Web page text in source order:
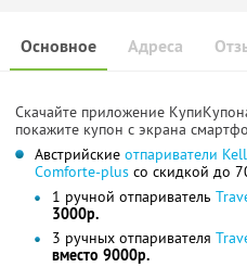
Основное Адреса
Скачайте приложение
покажите купон с экрана
Австрийские отпариватели
Comforte-plus со скидкой до
1 ручной отпариватель
3000р.
3 ручных отпаривателя
вместо 9000р.